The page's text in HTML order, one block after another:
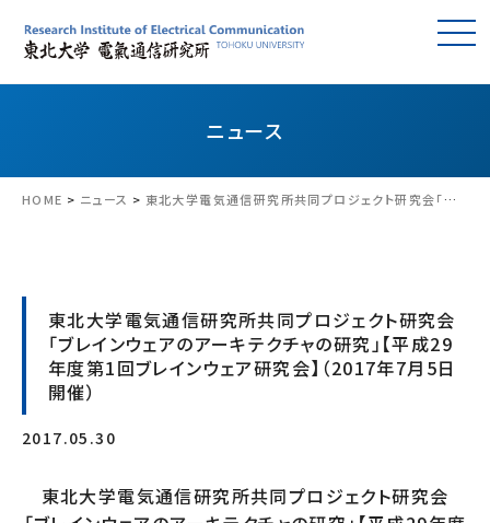
ニュース
HOME > ニュース > 東北大学電気通信研究所共同プロジェクト研究会「ブレインウェアのアーキテクチャの研究」【平成29年度第1回ブレインウェア研究会】（2017年7月5日開催）
東北大学電気通信研究所共同プロジェクト研究会
「ブレインウェアのアーキテクチャの研究」【平成29
年度第1回ブレインウェア研究会】（2017年7月5日
開催）
2017.05.30
東北大学電気通信研究所共同プロジェクト研究会